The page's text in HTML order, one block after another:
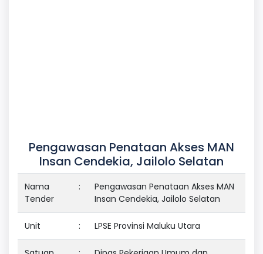
Pengawasan Penataan Akses MAN
Insan Cendekia, Jailolo Selatan
Nama
Tender
:
Pengawasan Penataan Akses MAN
Insan Cendekia, Jailolo Selatan
Unit : LPSE Provinsi Maluku Utara